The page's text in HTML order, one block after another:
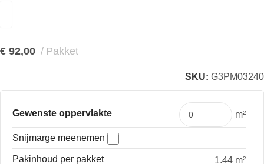
€ 92,00 Pakket
SKU: G3PM03240
Gewenste oppervlakte m²
Snijmarge meenemen
Pakinhoud per pakket
1.44 m²